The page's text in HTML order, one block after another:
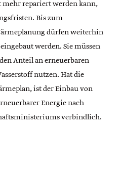
repariert werden kann,
Bis zum
dürfen weiterhin
werden. Sie müssen
Anteil an erneuerbaren
nutzen. Hat die
ist der Einbau von
Energie nach
verbindlich.